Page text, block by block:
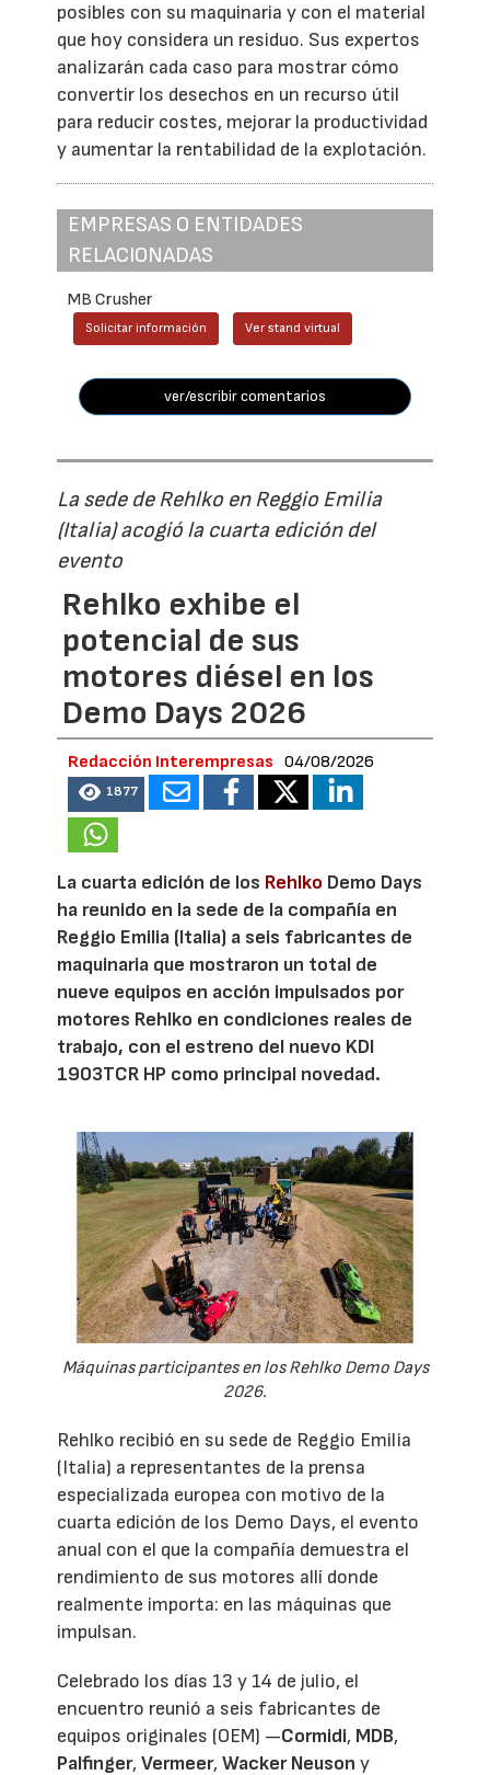
posibles con su maquinaria y con el material
que hoy considera un residuo. Sus expertos
analizarán cada caso para mostrar cómo
convertir los desechos en un recurso útil
para reducir costes, mejorar la productividad
y aumentar la rentabilidad de la explotación.
EMPRESAS O ENTIDADES
RELACIONADAS
MB Crusher
Solicitar información Ver stand virtual
ver/escribir comentarios
La sede de Rehlko en Reggio Emilia
(Italia) acogió la cuarta edición del
evento
Rehlko exhibe el
potencial de sus
motores diésel en los
Demo Days 2026
Redacción Interempresas 04/08/2026
1877
La cuarta edición de los Rehlko Demo Days
ha reunido en la sede de la compañía en
Reggio Emilia (Italia) a seis fabricantes de
maquinaria que mostraron un total de
nueve equipos en acción impulsados por
motores Rehlko en condiciones reales de
trabajo, con el estreno del nuevo KDI
1903TCR HP como principal novedad.
Máquinas participantes en los Rehlko Demo Days
2026.
Rehlko recibió en su sede de Reggio Emilia
(Italia) a representantes de la prensa
especializada europea con motivo de la
cuarta edición de los Demo Days, el evento
anual con el que la compañía demuestra el
rendimiento de sus motores allí donde
realmente importa: en las máquinas que
impulsan.
Celebrado los días 13 y 14 de julio, el
encuentro reunió a seis fabricantes de
equipos originales (OEM) —Cormidi, MDB,
Palfinger,Vermeer,Wacker Neuson y